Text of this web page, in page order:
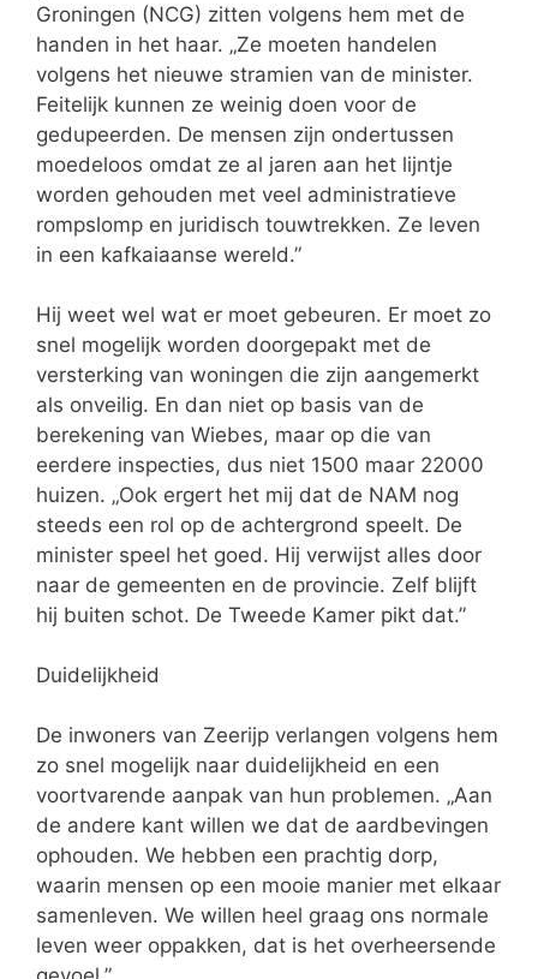
Groningen (NCG) zitten volgens hem met de
handen in het haar. „Ze moeten handelen
volgens het nieuwe stramien van de minister.
Feitelijk kunnen ze weinig doen voor de
gedupeerden. De mensen zijn ondertussen
moedeloos omdat ze al jaren aan het lijntje
worden gehouden met veel administratieve
rompslomp en juridisch touwtrekken. Ze leven
in een kafkaiaanse wereld.”
Hij weet wel wat er moet gebeuren. Er moet zo
snel mogelijk worden doorgepakt met de
versterking van woningen die zijn aangemerkt
als onveilig. En dan niet op basis van de
berekening van Wiebes, maar op die van
eerdere inspecties, dus niet 1500 maar 22000
huizen. „Ook ergert het mij dat de NAM nog
steeds een rol op de achtergrond speelt. De
minister speel het goed. Hij verwijst alles door
naar de gemeenten en de provincie. Zelf blijft
hij buiten schot. De Tweede Kamer pikt dat.”
Duidelijkheid
De inwoners van Zeerijp verlangen volgens hem
zo snel mogelijk naar duidelijkheid en een
voortvarende aanpak van hun problemen. „Aan
de andere kant willen we dat de aardbevingen
ophouden. We hebben een prachtig dorp,
waarin mensen op een mooie manier met elkaar
samenleven. We willen heel graag ons normale
leven weer oppakken, dat is het overheersende